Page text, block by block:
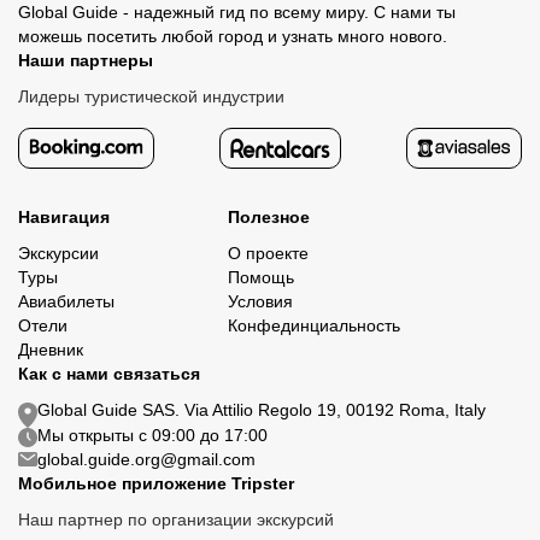
Global Guide - надежный гид по всему миру. С нами ты
можешь посетить любой город и узнать много нового.
Наши партнеры
Лидеры туристической индустрии
Навигация
Экскурсии
Туры
Авиабилеты
Отели
Дневник
Полезное
О проекте
Помощь
Условия
Конфединциальность
Как с нами связаться
Global Guide SAS. Via Attilio Regolo 19, 00192 Roma, Italy
Мы открыты с 09:00 до 17:00
global.guide.org@gmail.com
Мобильное приложение Tripster
Наш партнер по организации экскурсий